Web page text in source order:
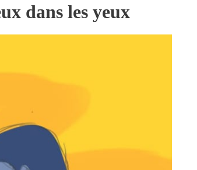
dans les yeux